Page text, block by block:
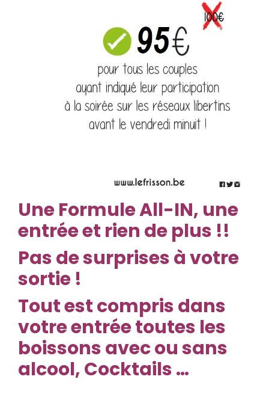
Une Formule All-IN, une
entrée et rien de plus !!
Pas de surprises à votre
sortie !
Tout est compris dans
votre entrée toutes les
boissons avec ou sans
alcool, Cocktails …